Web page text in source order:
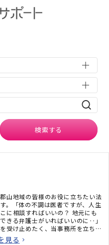
家の検索結果
検索する
山地域の皆様のお役に立ちたい法
。「体の不調は医者ですが、人生
に相談すればいいの？ 地元にも
きる弁護士がいればいいのに‥」
受け止めたく、当事務所を立ち上
見る